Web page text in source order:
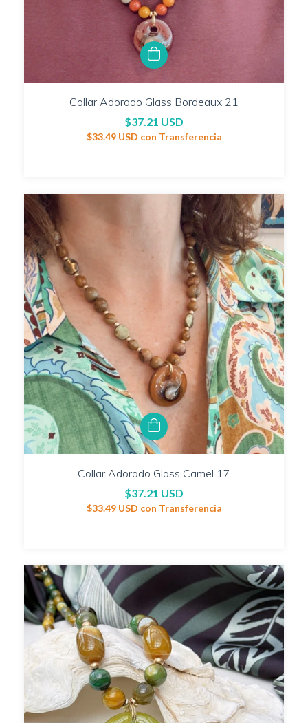
Collar Adorado Glass Bordeaux 21
$37.21 USD
$33.49 USD con Transferencia
Collar Adorado Glass Camel 17
$37.21 USD
$33.49 USD con Transferencia